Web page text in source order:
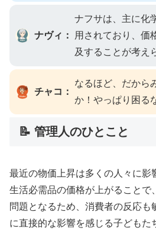
ナヴィ：
ナフサは、主に化
用されており、価
及することが考え
チャコ：
なるほど、だから
か！やっぱり困る
📝 管理人のひとこと
最近の物価上昇は多くの人々に影
生活必需品の価格が上がることで
問題となるため、消費者の反応も
に直接的な影響を感じる子どもた